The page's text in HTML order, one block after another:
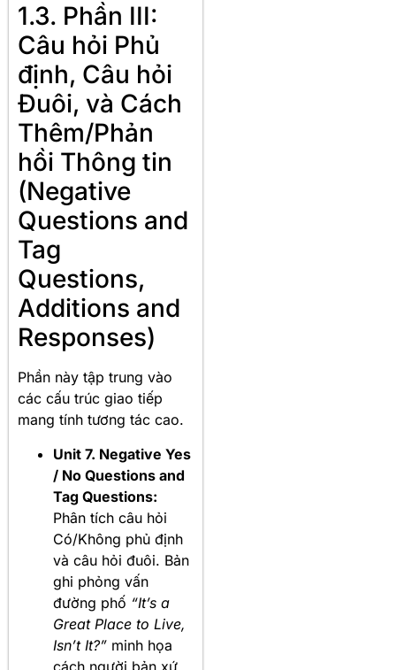
1.3. Phần III:
Câu hỏi Phủ
định, Câu hỏi
Đuôi, và Cách
Thêm/Phản
hồi Thông tin
(Negative
Questions and
Tag
Questions,
Additions and
Responses)
Phần này tập trung vào
các cấu trúc giao tiếp
mang tính tương tác cao.
Unit 7. Negative Yes
/ No Questions and
Tag Questions:
Phân tích câu hỏi
Có/Không phủ định
và câu hỏi đuôi. Bản
ghi phỏng vấn
đường phố “It’s a
Great Place to Live,
Isn’t It?” minh họa
cách người bản xứ